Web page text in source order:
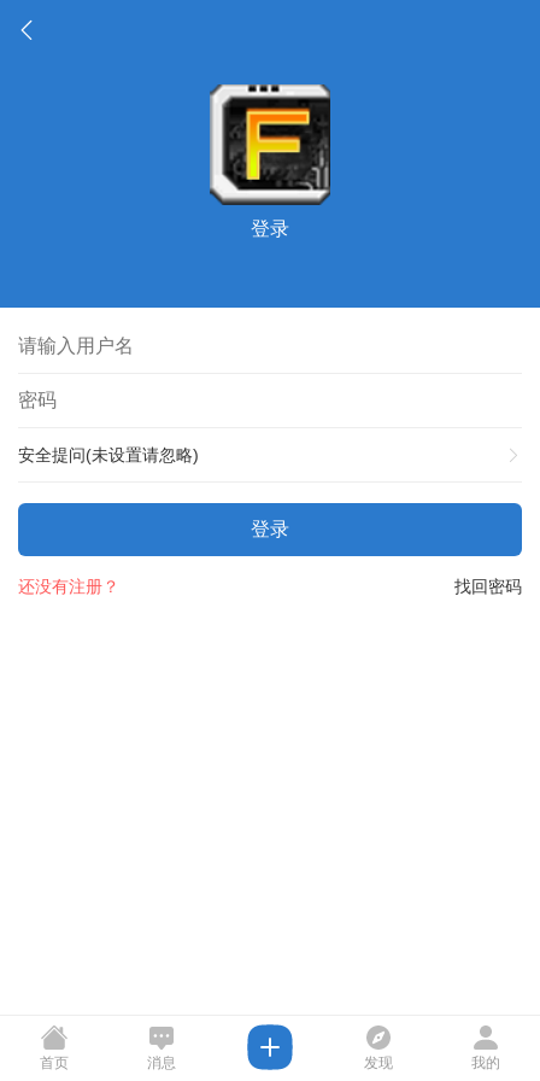
登录
安全提问(未设置请忽略)
登录
找回密码
还没有注册？
首页 消息 发现 我的